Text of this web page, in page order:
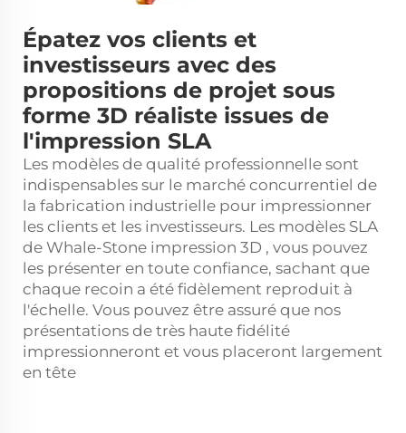
Épatez vos clients et
investisseurs avec des
propositions de projet sous
forme 3D réaliste issues de
l'impression SLA
Les modèles de qualité professionnelle sont
indispensables sur le marché concurrentiel de
la fabrication industrielle pour impressionner
les clients et les investisseurs. Les modèles SLA
de Whale-Stone impression 3D , vous pouvez
les présenter en toute confiance, sachant que
chaque recoin a été fidèlement reproduit à
l'échelle. Vous pouvez être assuré que nos
présentations de très haute fidélité
impressionneront et vous placeront largement
en tête